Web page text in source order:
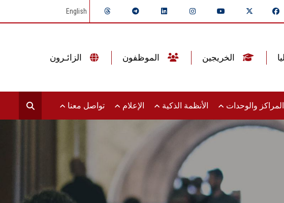
English
المراكز والوحدات الأنظمة الذكية الإعلام تواصل معنا